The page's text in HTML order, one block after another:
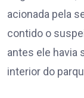
acionada pela
contido o
antes ele havia
interior do